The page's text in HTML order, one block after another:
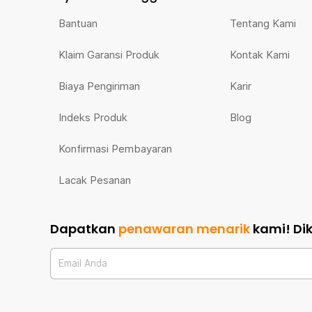
Bantuan
Klaim Garansi Produk
Biaya Pengiriman
Indeks Produk
Konfirmasi Pembayaran
Lacak Pesanan
Tentang Kami
Kontak Kami
Karir
Blog
Dapatkan penawaran menarik kami!
Email Anda